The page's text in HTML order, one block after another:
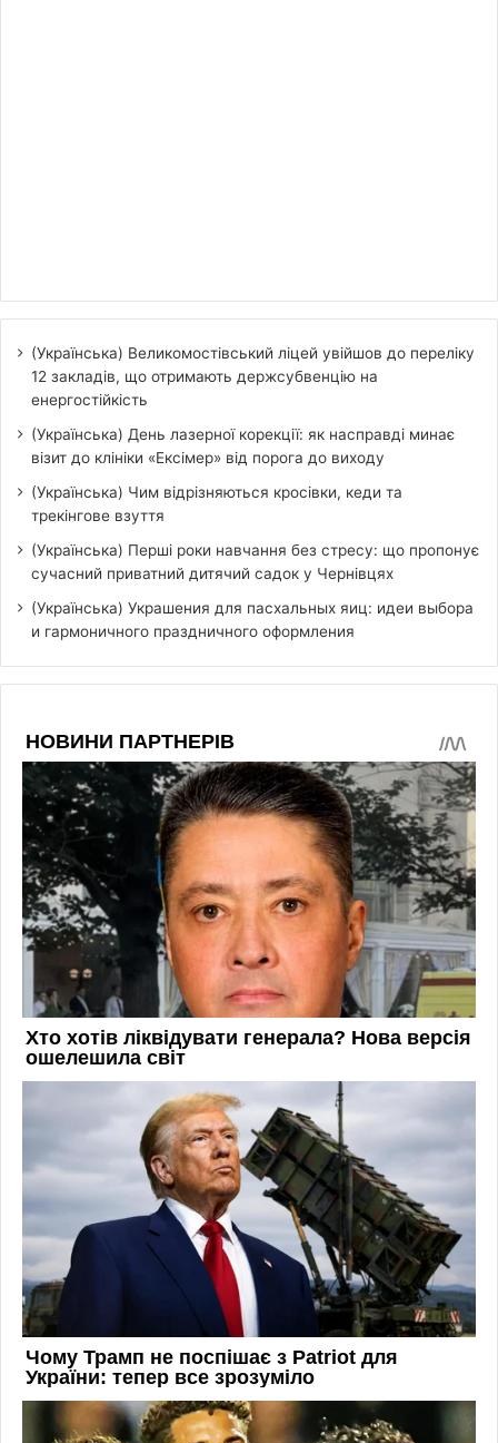
(Українська) Великомостівський ліцей увійшов до переліку
12 закладів, що отримають держсубвенцію на
енергостійкість
(Українська) День лазерної корекції: як насправді минає
візит до клініки «Ексімер» від порога до виходу
(Українська) Чим відрізняються кросівки, кеди та
трекінгове взуття
(Українська) Перші роки навчання без стресу: що пропонує
сучасний приватний дитячий садок у Чернівцях
(Українська) Украшения для пасхальных яиц: идеи выбора
и гармоничного праздничного оформления